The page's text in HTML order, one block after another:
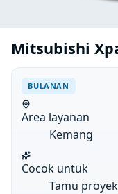
Mitsubishi
BULANAN
Area layanan
Kemang
Cocok untuk
Tamu